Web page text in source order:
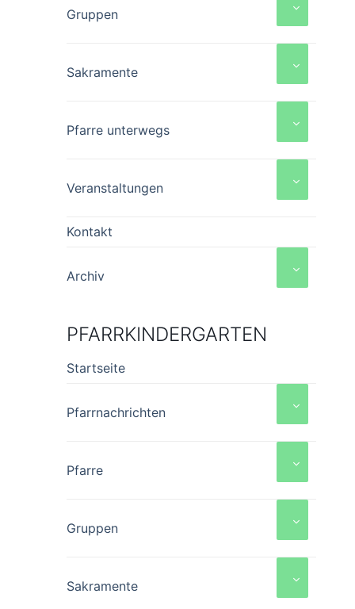
Gruppen
Sakramente
Pfarre unterwegs
Veranstaltungen
Kontakt
Archiv
PFARRKINDERGARTEN
Startseite
Pfarrnachrichten
Pfarre
Gruppen
Sakramente